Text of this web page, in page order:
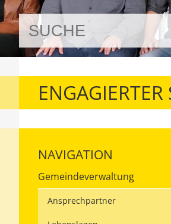
ENGAGIERTER
NAVIGATION
Gemeindeverwaltung
Ansprechpartner